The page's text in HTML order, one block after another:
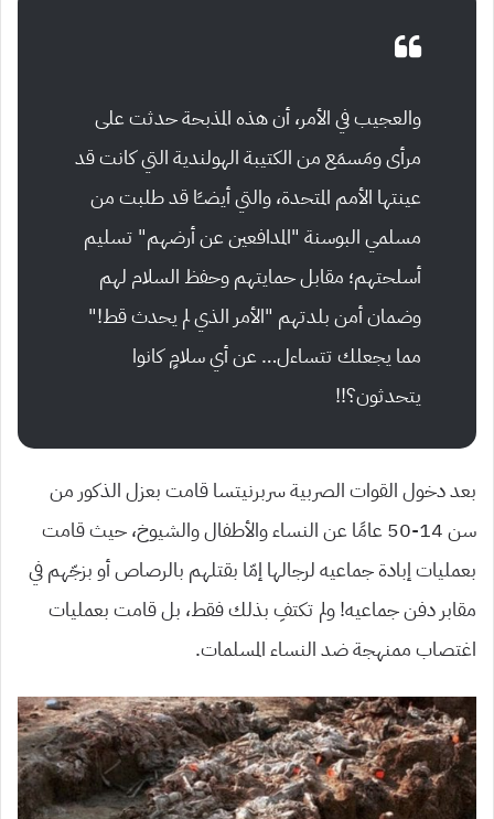
والعجيب في الأمر، أن هذه المذبحة حدثت على
مرأى ومَسمَع من الكتيبة الهولندية التي كانت قد
عينتها الأمم المتحدة، والتي أيضــًا قد طلبت من
مسلمي البوسنة “المدافعين عن أرضهم” تسليم
أسلحتهم؛ مقابل حمايتهم وحفظ السلام لهم
وضمان أمن بلدتهم “الأمر الذي لم يحدث قط!”
مما يجعلك تتساءل… عن أي سلامٍ كانوا
يتحدثون؟!!
بعد دخول القوات الصربية سربرنيتسا قامت بعزل الذكور من
سن 14-50 عامًا عن النساء والأطفال والشيوخ، حيث قامت
بعمليات إبادة جماعيه لرجالها إمّا بقتلهم بالرصاص أو بزجّهم في
مقابر دفن جماعيه! ولم تكتفِ بذلك فقط، بل قامت بعمليات
اغتصاب ممنهجة ضد النساء المسلمات.